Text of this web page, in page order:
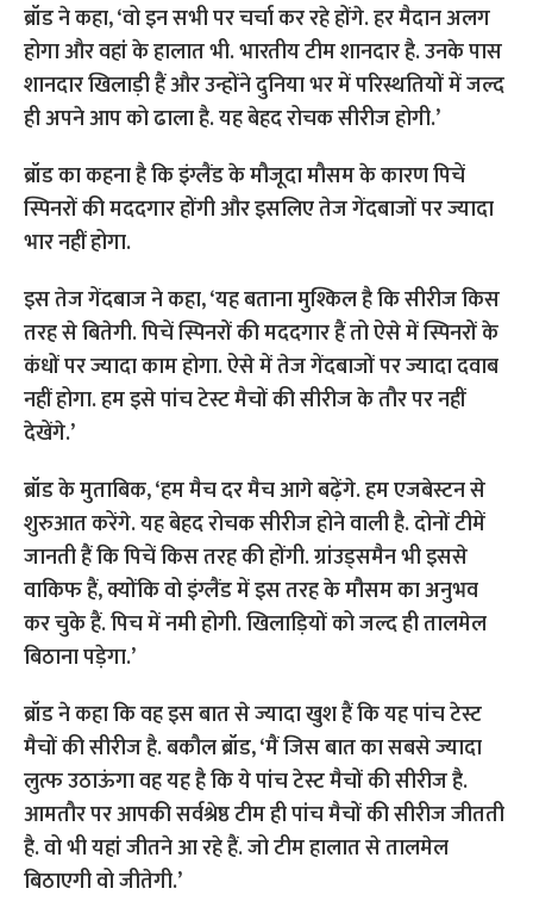
ब्रॉड ने कहा, ‘वो इन सभी पर चर्चा कर रहे होंगे. हर मैदान अलग
होगा और वहां के हालात भी. भारतीय टीम शानदार है. उनके पास
शानदार खिलाड़ी हैं और उन्होंने दुनिया भर में परिस्थतियों में जल्द
ही अपने आप को ढाला है. यह बेहद रोचक सीरीज होगी.’
ब्रॉड का कहना है कि इंग्लैंड के मौजूदा मौसम के कारण पिचें
स्पिनरों की मददगार होंगी और इसलिए तेज गेंदबाजों पर ज्यादा
भार नहीं होगा.
इस तेज गेंदबाज ने कहा, ‘यह बताना मुश्किल है कि सीरीज किस
तरह से बितेगी. पिचें स्पिनरों की मददगार हैं तो ऐसे में स्पिनरों के
कंधों पर ज्यादा काम होगा. ऐसे में तेज गेंदबाजों पर ज्यादा दवाब
नहीं होगा. हम इसे पांच टेस्ट मैचों की सीरीज के तौर पर नहीं
देखेंगे.’
ब्रॉड के मुताबिक, ‘हम मैच दर मैच आगे बढ़ेंगे. हम एजबेस्टन से
शुरुआत करेंगे. यह बेहद रोचक सीरीज होने वाली है. दोनों टीमें
जानती हैं कि पिचें किस तरह की होंगी. ग्रांउड्समैन भी इससे
वाकिफ हैं, क्योंकि वो इंग्लैंड में इस तरह के मौसम का अनुभव
कर चुके हैं. पिच में नमी होगी. खिलाड़ियों को जल्द ही तालमेल
बिठाना पड़ेगा.’
ब्रॉड ने कहा कि वह इस बात से ज्यादा खुश हैं कि यह पांच टेस्ट
मैचों की सीरीज है. बकौल ब्रॉड, ‘मैं जिस बात का सबसे ज्यादा
लुत्फ उठाऊंगा वह यह है कि ये पांच टेस्ट मैचों की सीरीज है.
आमतौर पर आपकी सर्वश्रेष्ठ टीम ही पांच मैचों की सीरीज जीतती
है. वो भी यहां जीतने आ रहे हैं. जो टीम हालात से तालमेल
बिठाएगी वो जीतेगी.’